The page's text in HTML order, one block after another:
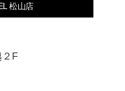
松山店
F